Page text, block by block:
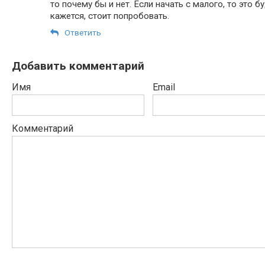
то почему бы и нет. Если начать с малого, то это
кажется, стоит попробовать.
Ответить
Добавить комментарий
Имя Email
Комментарий